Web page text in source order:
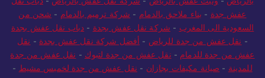
عفش جدة - بناء ملاحق بالدمام - شركة ترميم بالدمام - شحن من
السعودية الى المغرب - شركة نقل عفش بجدة - دباب نقل عفش بجدة
- نقل عفش من جدة للرياض - أفضل شركة نقل عفش بجدة - نقل
عفش من جدة للدمام - نقل عفش من جدة لتبوك - نقل عفش من جدة
للمدينة - صيانة مكيفات بجازان - نقل عفش من جدة لخميس مشيط -